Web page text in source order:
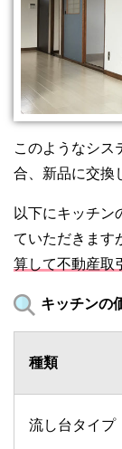
このようなシス
合、新品に交換
以下にキッチン
ていただきます
算して不動産取
キッチンの
種類
流し台タイプ